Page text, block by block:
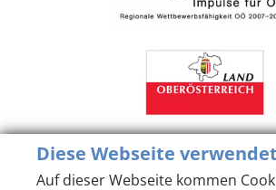
Diese Webseite
Auf dieser Webseite kommen